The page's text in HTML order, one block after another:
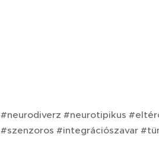
#neurodiverz #neurotipikus
#szenzoros #integrációszavar